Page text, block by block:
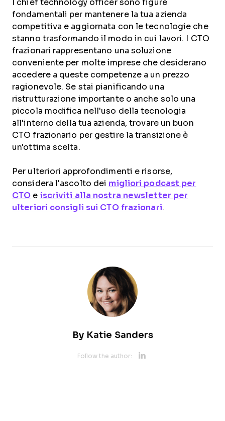
I chief technology officer sono figure
fondamentali per mantenere la tua azienda
competitiva e aggiornata con le tecnologie che
stanno trasformando il modo in cui lavori. I CTO
frazionari rappresentano una soluzione
conveniente per molte imprese che desiderano
accedere a queste competenze a un prezzo
ragionevole. Se stai pianificando una
ristrutturazione importante o anche solo una
piccola modifica nell'uso della tecnologia
all'interno della tua azienda, trovare un buon
CTO frazionario per gestire la transizione è
un'ottima scelta.
Per ulteriori approfondimenti e risorse,
considera l'ascolto dei migliori podcast per
CTO e iscriviti alla nostra newsletter per
ulteriori consigli sui CTO frazionari.
By Katie Sanders
Follow the author: